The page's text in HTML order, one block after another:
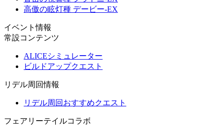
高傲の眩灯種 デービー-EX
イベント情報
常設コンテンツ
ALICEシミュレーター
ビルドアップクエスト
リデル周回情報
リデル周回おすすめクエスト
フェアリーテイルコラボ